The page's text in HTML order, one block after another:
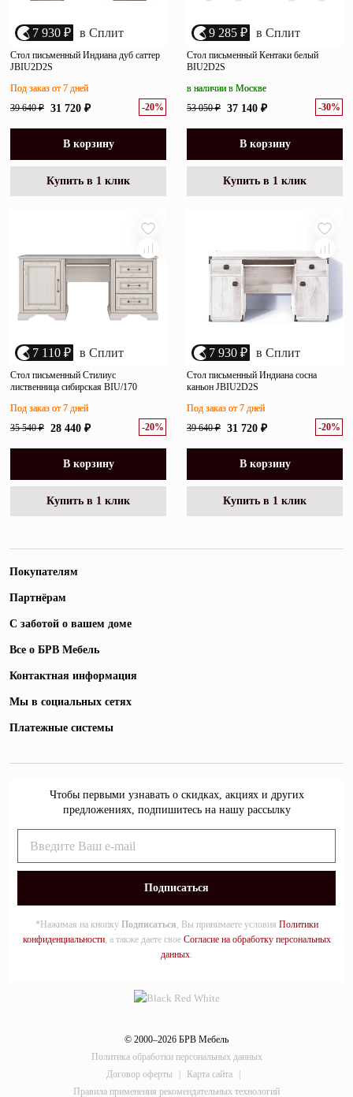
7 930 ₽ в Сплит
Стол письменный Индиана дуб саттер
JBIU2D2S
39 640 ₽ 31 720 ₽ -20%
Под заказ от 7 дней
В корзину
Купить в 1 клик
9 285 ₽ в Сплит
Стол письменный Кентаки белый
BIU2D2S
53 050 ₽ 37 140 ₽ -30%
в наличии в Москве
В корзину
Купить в 1 клик
7 110 ₽ в Сплит
Стол письменный Стилиус
лиственница сибирская BIU/170
35 540 ₽ 28 440 ₽ -20%
Под заказ от 7 дней
В корзину
Купить в 1 клик
7 930 ₽ в Сплит
Стол письменный Индиана сосна
каньон JBIU2D2S
39 640 ₽ 31 720 ₽ -20%
Под заказ от 7 дней
В корзину
Купить в 1 клик
Покупателям
Партнёрам
С заботой о вашем доме
Все о БРВ Мебель
Контактная информация
Мы в социальных сетях
Платежные системы
Чтобы первыми узнавать о скидках, акциях и других
предложениях, подпишитесь на нашу рассылку
*Нажимая на кнопку Подписаться, Вы принимаете условия Политики
конфиденциальности, а также даете свое Согласие на обработку персональных
данных.
© 2000–2026 БРВ Мебель
Политика обработки персональных данных
Договор оферты
Карта сайта
Правила применения рекомендательных технологий